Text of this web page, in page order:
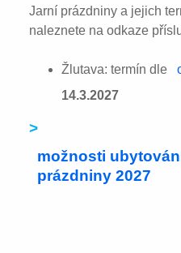
Jarní prázdniny a jejich
naleznete na odkaze
Žlutava: termín dle
14.3.2027
>
možnosti
prázdniny 2027